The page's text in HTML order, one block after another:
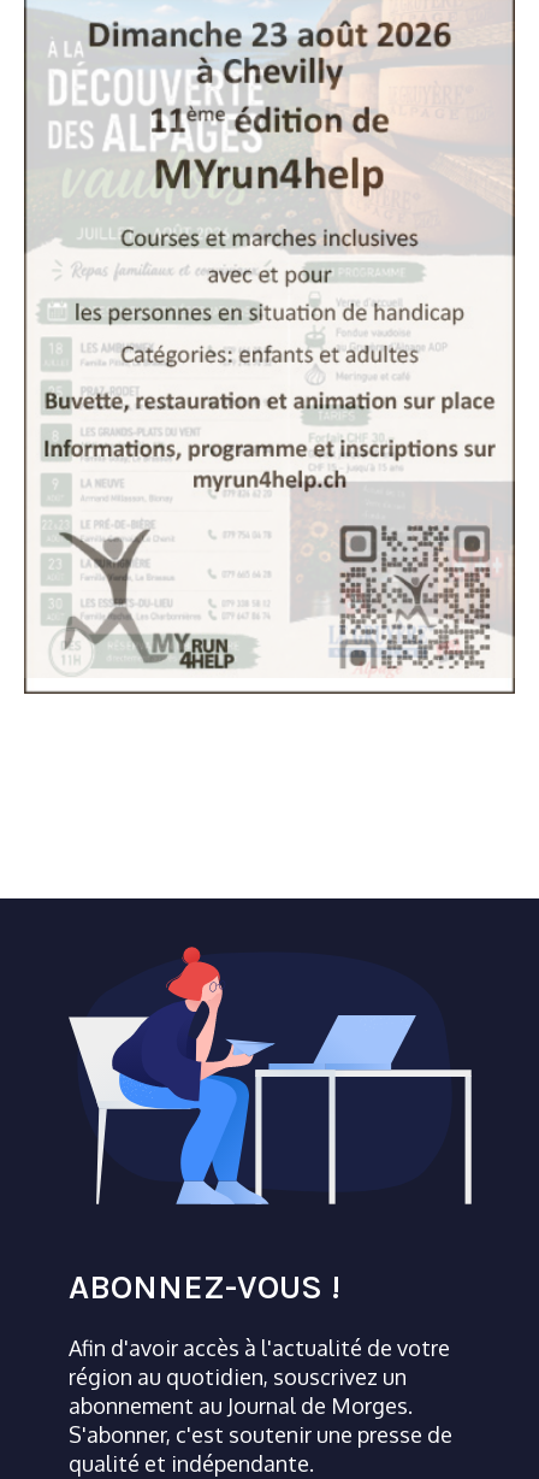
ABONNEZ-VOUS !
Afin d'avoir accès à l'actualité de votre
région au quotidien, souscrivez un
abonnement au Journal de Morges.
S'abonner, c'est soutenir une presse de
qualité et indépendante.